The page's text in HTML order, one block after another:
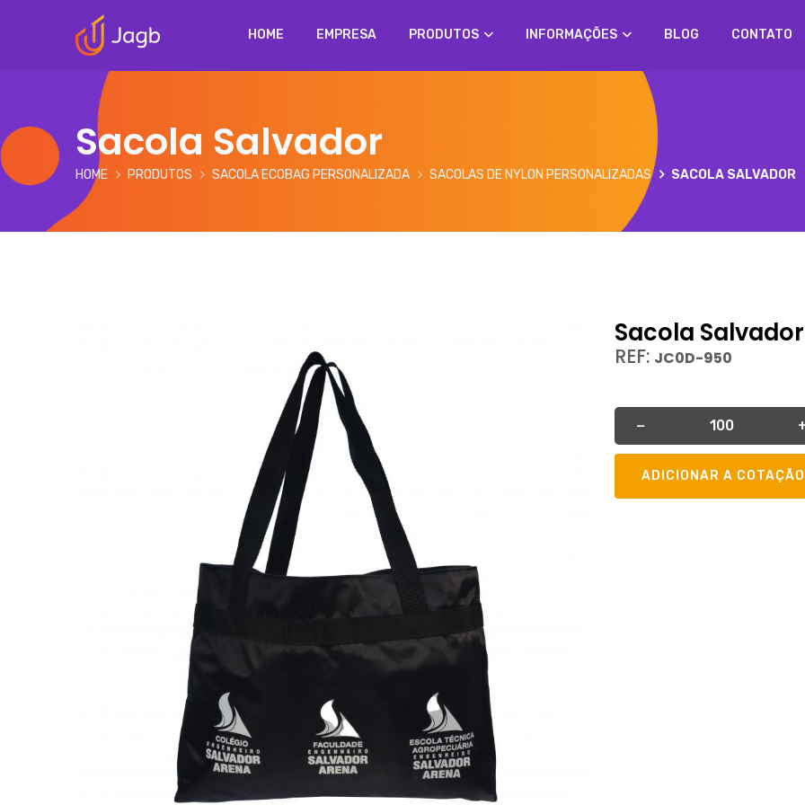
HOME EMPRESA PRODUTOS INFORMAÇÕES BLOG CONTATO
Sacola Salvador
HOME PRODUTOS SACOLA ECOBAG PERSONALIZADA SACOLAS DE NYLON PERSONALIZADAS SACOLA SALVADOR
Sacola Salvador
REF: JC0D-950
−
Quantidade
ADICIONAR A COTAÇÃO